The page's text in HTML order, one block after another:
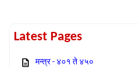
Latest Pages
मन्त्र - ४०१ ते ४५०